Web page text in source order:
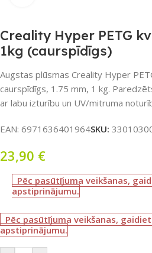
Creality Hyper PETG
1kg (caurspīdīgs)
Augstas plūsmas Creality Hyper
caurspīdīgs, 1.75 mm, 1 kg.
ar labu izturību un UV/mitruma
EAN: 6971636401964SKU:
23,90 €
Pēc pasūtījuma veikšanas,
apstiprinājumu.
Pēc pasūtījuma veikšanas,
apstiprinājumu.